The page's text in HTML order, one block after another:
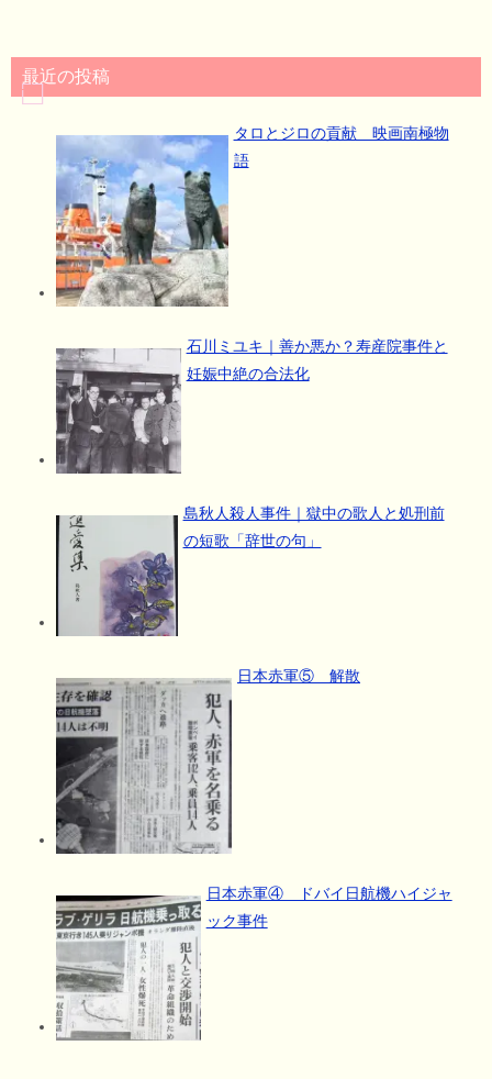
最近の投稿
タロとジロの貢献 映画南極物
語
石川ミユキ｜善か悪か？寿産院事件と
妊娠中絶の合法化
島秋人殺人事件｜獄中の歌人と処刑前
の短歌「辞世の句」
日本赤軍⑤ 解散
日本赤軍④ ドバイ日航機ハイジャ
ック事件